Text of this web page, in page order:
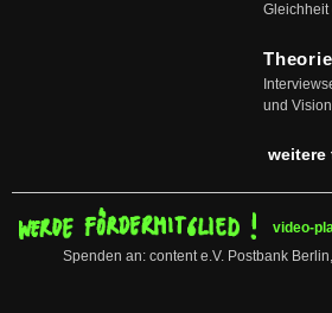
Gleichheit
Theorie
und
weitere
video-
Spenden an: content e.V. Postbank